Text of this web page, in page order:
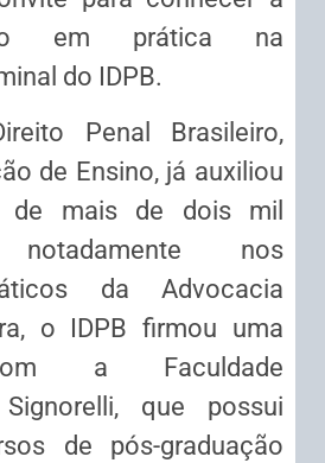
em prática na
do IDPB.
Penal Brasileiro,
de Ensino, já auxiliou
de mais de dois mil
notadamente nos
da Advocacia
o IDPB firmou uma
a Faculdade
Signorelli, que possui
de pós-graduação